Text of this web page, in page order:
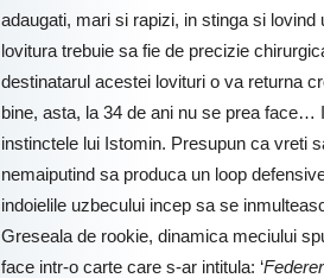
adaugati, mari si rapizi, in stinga si
lovitura trebuie sa fie de precizie
destinatarul acestei lovituri o va returna
bine, asta, la 34 de ani nu se prea face…
instinctele lui Istomin. Presupun ca vreti
nemaiputind sa produca un loop
indoielile uzbecului incep sa se
Greseala de rookie, dinamica meciului
face intr-o carte care s-ar intitula: ‘